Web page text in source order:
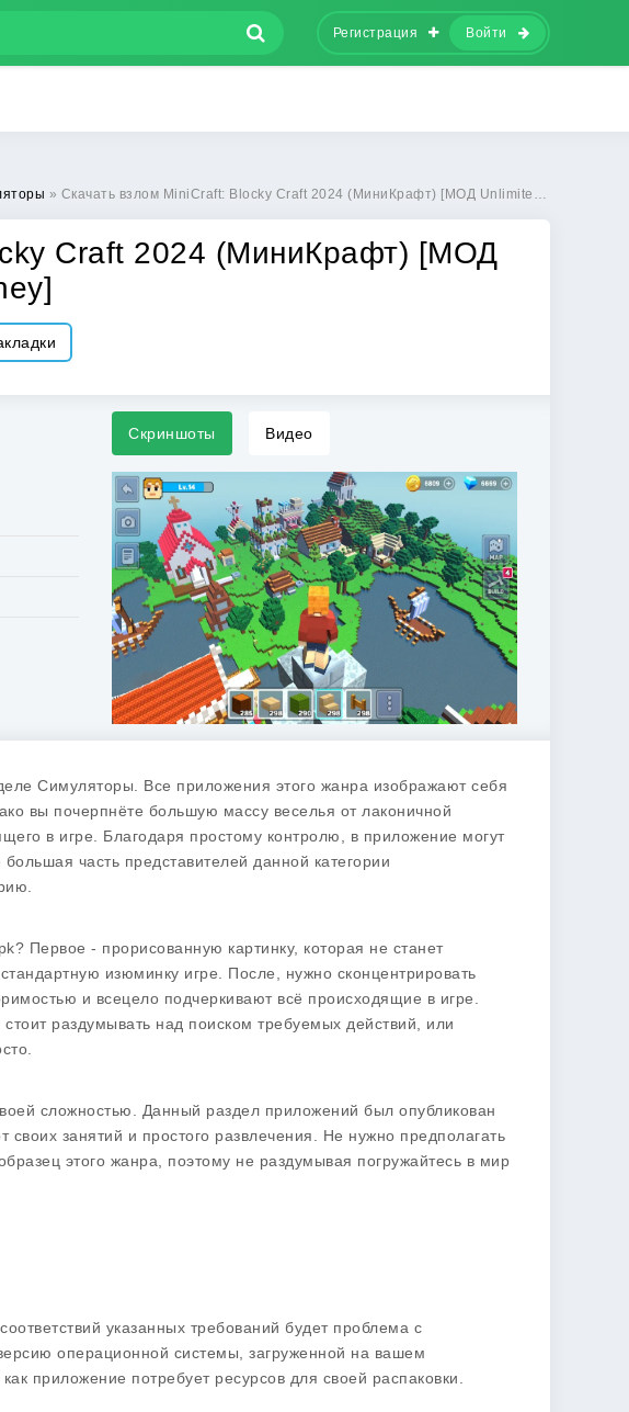
Регистрация Войти
» Скачать взлом MiniCraft: Blocky Craft 2024 (МиниКрафт) [МОД Unlimited Money] - полная версия apk на Андроид
Craft 2024 (МиниКрафт) [МОД
Скриншоты Видео
Симуляторы. Все приложения этого жанра изображают себя
вы почерпнёте большую массу веселья от лаконичной
в игре. Благодаря простому контролю, в приложение могут
часть представителей данной категории
Первое - прорисованную картинку, которая не станет
изюминку игре. После, нужно сконцентрировать
и всецело подчеркивают всё происходящие в игре.
раздумывать над поиском требуемых действий, или
сложностью. Данный раздел приложений был опубликован
занятий и простого развлечения. Не нужно предполагать
этого жанра, поэтому не раздумывая погружайтесь в мир
указанных требований будет проблема с
операционной системы, загруженной на вашем
приложение потребует ресурсов для своей распаковки.